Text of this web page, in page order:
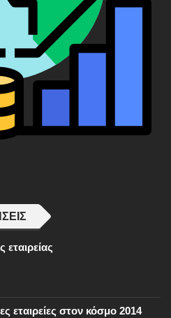
εταιρείας
εταιρείες στον κόσμο 2014